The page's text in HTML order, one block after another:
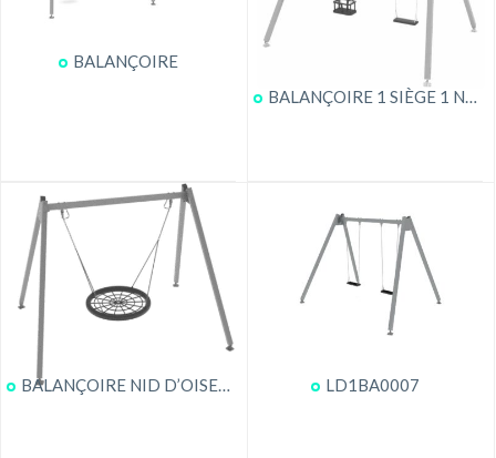
BALANÇOIRE
BALANÇOIRE 1 SIÈGE 1 NACELLE
BALANÇOIRE NID D’OISEAU LD1BA0007